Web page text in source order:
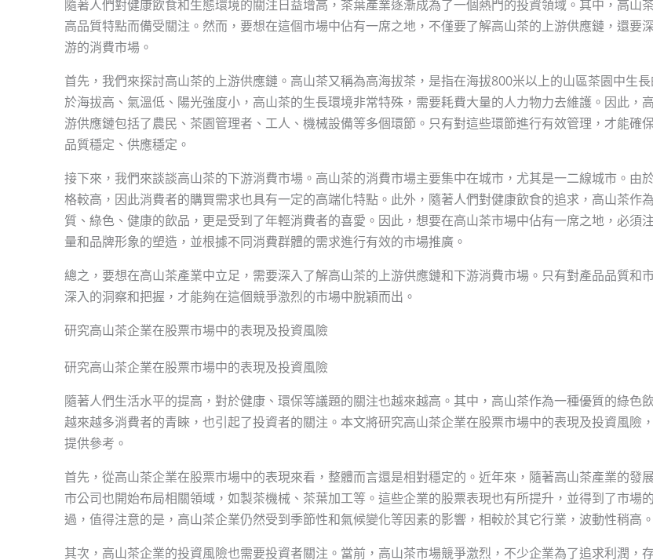
隨著人們對健康飲食和生態環境的關注日益增高，茶葉產業逐漸成為了一個熱門的投資領域。其中，高山
高品質特點而備受關注。然而，要想在這個市場中佔有一席之地，不僅要了解高山茶的上游供應鏈，還要
游的消費市場。
首先，我們來探討高山茶的上游供應鏈。高山茶又稱為高海拔茶，是指在海拔800米以上的山區茶園中生
於海拔高、氣溫低、陽光強度小，高山茶的生長環境非常特殊，需要耗費大量的人力物力去維護。因此，
游供應鏈包括了農民、茶園管理者、工人、機械設備等多個環節。只有對這些環節進行有效管理，才能確
品質穩定、供應穩定。
接下來，我們來談談高山茶的下游消費市場。高山茶的消費市場主要集中在城市，尤其是一二線城市。由
格較高，因此消費者的購買需求也具有一定的高端化特點。此外，隨著人們對健康飲食的追求，高山茶作
質、綠色、健康的飲品，更是受到了年輕消費者的喜愛。因此，想要在高山茶市場中佔有一席之地，必須
量和品牌形象的塑造，並根據不同消費群體的需求進行有效的市場推廣。
總之，要想在高山茶產業中立足，需要深入了解高山茶的上游供應鏈和下游消費市場。只有對產品品質和
深入的洞察和把握，才能夠在這個競爭激烈的市場中脫穎而出。
研究高山茶企業在股票市場中的表現及投資風險
研究高山茶企業在股票市場中的表現及投資風險
隨著人們生活水平的提高，對於健康、環保等議題的關注也越來越高。其中，高山茶作為一種優質的綠色
越來越多消費者的青睞，也引起了投資者的關注。本文將研究高山茶企業在股票市場中的表現及投資風險
提供參考。
首先，從高山茶企業在股票市場中的表現來看，整體而言還是相對穩定的。近年來，隨著高山茶產業的發
市公司也開始布局相關領域，如製茶機械、茶葉加工等。這些企業的股票表現也有所提升，並得到了市場
過，值得注意的是，高山茶企業仍然受到季節性和氣候變化等因素的影響，相較於其它行業，波動性稍高。
其次，高山茶企業的投資風險也需要投資者關注。當前，高山茶市場競爭激烈，不少企業為了追求利潤，